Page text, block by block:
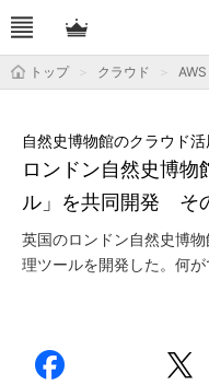
トップ クラウド AWS
ロンドン自然史博物
ル」を共同開発 そ
自然史博物館のクラウド活
英国のロンドン自然史博
理ツールを開発した。何が